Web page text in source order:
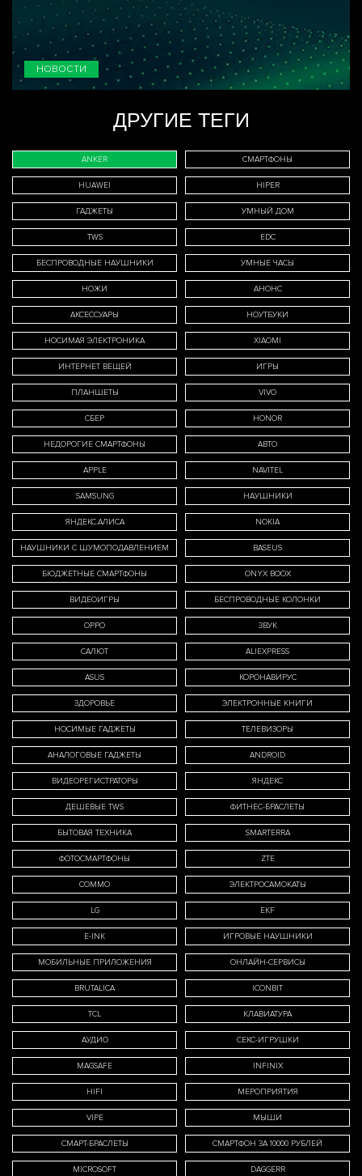
НОВОСТИ
ДРУГИЕ ТЕГИ
ANKER СМАРТФОНЫ
HUAWEI HIPER
ГАДЖЕТЫ УМНЫЙ ДОМ
TWS EDC
БЕСПРОВОДНЫЕ НАУШНИКИ УМНЫЕ ЧАСЫ
НОЖИ АНОНС
АКСЕССУАРЫ НОУТБУКИ
НОСИМАЯ ЭЛЕКТРОНИКА XIAOMI
ИНТЕРНЕТ ВЕЩЕЙ ИГРЫ
ПЛАНШЕТЫ VIVO
СБЕР HONOR
НЕДОРОГИЕ СМАРТФОНЫ АВТО
APPLE NAVITEL
SAMSUNG НАУШНИКИ
ЯНДЕКС.АЛИСА NOKIA
НАУШНИКИ С ШУМОПОДАВЛЕНИЕМ BASEUS
БЮДЖЕТНЫЕ СМАРТФОНЫ ONYX BOOX
ВИДЕОИГРЫ БЕСПРОВОДНЫЕ КОЛОНКИ
OPPO ЗВУК
САЛЮТ ALIEXPRESS
ASUS КОРОНАВИРУС
ЗДОРОВЬЕ ЭЛЕКТРОННЫЕ КНИГИ
НОСИМЫЕ ГАДЖЕТЫ ТЕЛЕВИЗОРЫ
АНАЛОГОВЫЕ ГАДЖЕТЫ ANDROID
ВИДЕОРЕГИСТРАТОРЫ ЯНДЕКС
ДЕШЕВЫЕ TWS ФИТНЕС-БРАСЛЕТЫ
БЫТОВАЯ ТЕХНИКА SMARTERRA
ФОТОСМАРТФОНЫ ZTE
COMMO ЭЛЕКТРОСАМОКАТЫ
LG EKF
E-INK ИГРОВЫЕ НАУШНИКИ
МОБИЛЬНЫЕ ПРИЛОЖЕНИЯ ОНЛАЙН-СЕРВИСЫ
BRUTALICA ICONBIT
TCL КЛАВИАТУРА
АУДИО СЕКС-ИГРУШКИ
MAGSAFE INFINIX
HIFI МЕРОПРИЯТИЯ
VIPE МЫШИ
СМАРТ-БРАСЛЕТЫ СМАРТФОН ЗА 10000 РУБЛЕЙ
MICROSOFT DAGGERR